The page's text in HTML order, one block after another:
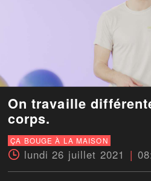
On travaille
corps.
ÇA BOUGE À LA MAISON
lundi 26 juillet 2021